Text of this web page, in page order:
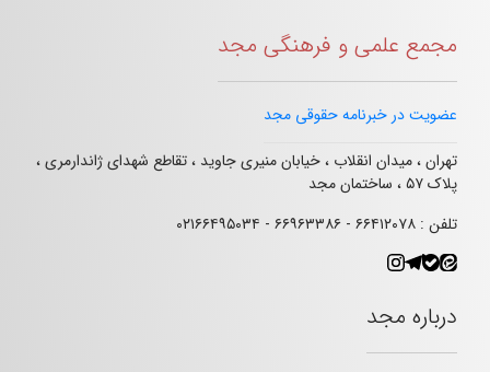
مجمع علمی و فرهنگی مجد
عضویت در خبرنامه حقوقی مجد
تهران ، میدان انقلاب ، خیابان منیری جاوید ، تقاطع شهدای ژاندارمری ،
پلاک ۵۷ ، ساختمان مجد
تلفن : ۶۶۴۱۲۰۷۸ - ۶۶۹۶۳۳۸۶ - ۰۲۱۶۶۴۹۵۰۳۴
درباره مجد